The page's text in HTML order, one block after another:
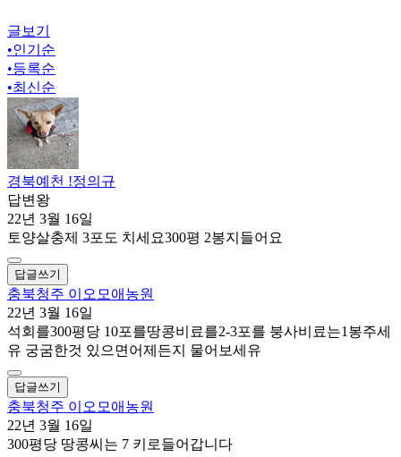
글보기
•인기순
•등록순
•최신순
경북예천 !정의규
답변왕
22년 3월 16일
토양살충제 3포도 치세요300평 2봉지들어요
답글쓰기
충북청주 이오모애농원
22년 3월 16일
석회를300평당 10포를땅콩비료를2-3포를 붕사비료는1봉주세
유 궁굼한것 있으면어제든지 물어보세유
답글쓰기
충북청주 이오모애농원
22년 3월 16일
300평당 땅콩씨는 7 키로들어갑니다